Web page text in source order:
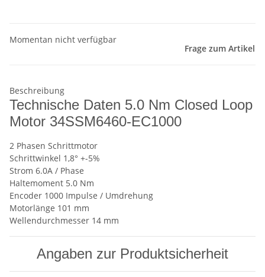
Momentan nicht verfügbar
Frage zum Artikel
Beschreibung
Technische Daten 5.0 Nm Closed Loop
Motor 34SSM6460-EC1000
2 Phasen Schrittmotor
Schrittwinkel 1,8° +-5%
Strom 6.0A / Phase
Haltemoment 5.0 Nm
Encoder 1000 Impulse / Umdrehung
Motorlänge 101 mm
Wellendurchmesser 14 mm
Angaben zur Produktsicherheit